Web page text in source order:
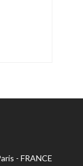
- FRANCE